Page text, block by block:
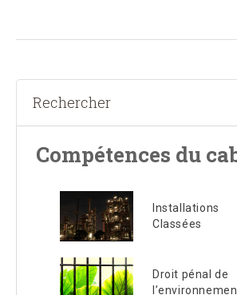
Compétences du
Installations
Classées
Droit pénal de